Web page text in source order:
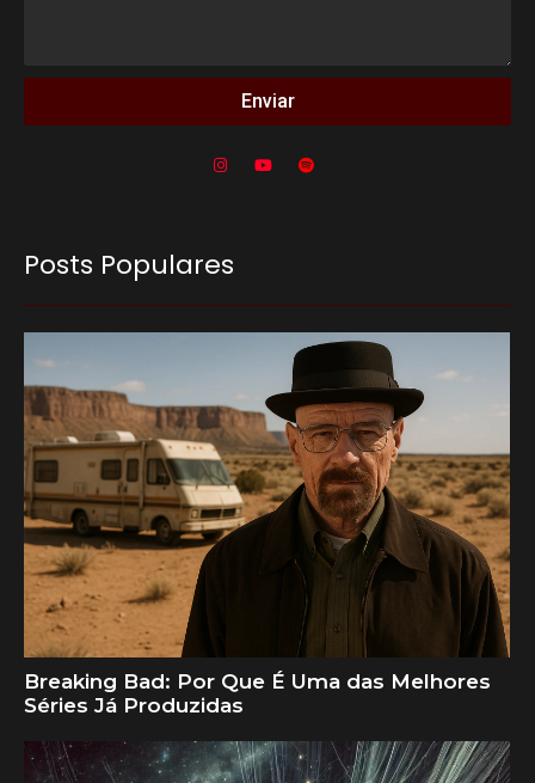
Enviar
Posts Populares
Breaking Bad: Por Que É Uma das Melhores
Séries Já Produzidas